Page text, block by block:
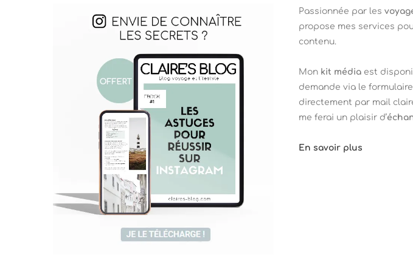
Passionnée par les
propose mes services
contenu.
Mon kit médiaest
demande via le
directement par mail
me ferai un plaisir d’
En savoir plus